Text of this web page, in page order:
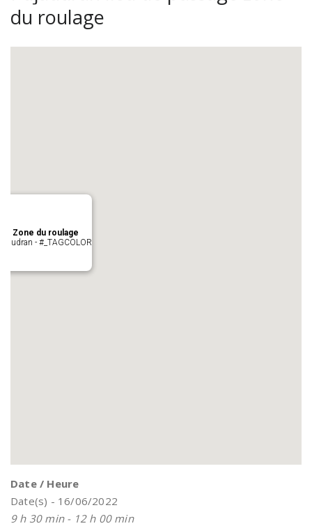
du roulage
Zone du roulage
- #_TAGCOLOR
Date / Heure
Date(s) - 16/06/2022
9 h 30 min - 12 h 00 min